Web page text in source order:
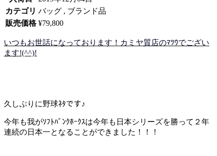
カテゴリ バッグ , ブランド品
販売価格 ¥79,800
いつもお世話になっております！カミヤ質店のﾏﾂｳでござい
ます!(^^)!
久しぶりに野球ﾈﾀです♪
今年も我がｿﾌﾄﾊﾞﾝｸﾎｰｸｽは今年も日本シリーズを勝って２年
連続の日本一となることができました！！！